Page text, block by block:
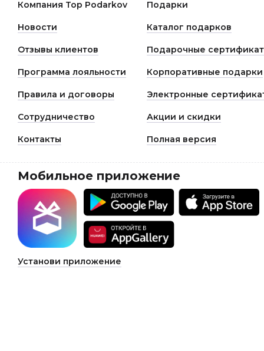
Компания Top Podarkov Подарки
Новости Каталог подарков
Отзывы клиентов Подарочные
Программа лояльности Корпоративные подарки
Правила и договоры Электронные
Сотрудничество Акции и скидки
Контакты Полная версия
Мобильное приложение
Установи приложение